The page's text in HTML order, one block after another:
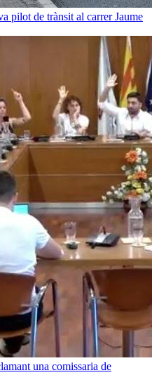
pilot de trànsit al carrer Jaume
una comissaria de